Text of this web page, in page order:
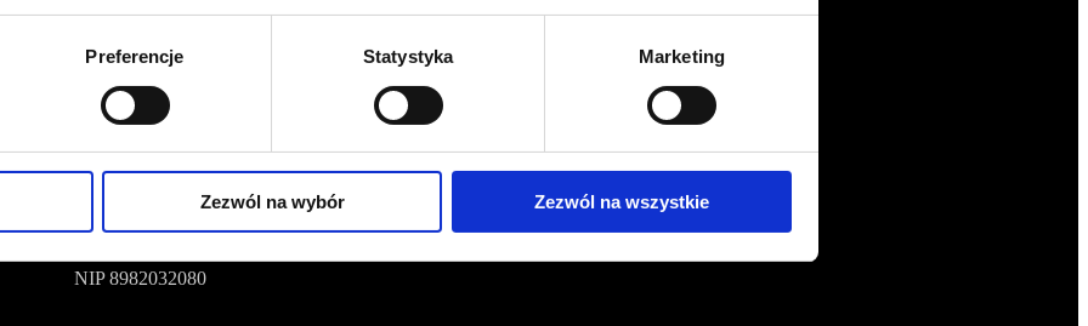
Preferencje Statystyka Marketing
Zezwól na wybór Zezwól na wszystkie
CZERWONA SZPILKA
Na Polance 16A lok.9
NIP 8982032080